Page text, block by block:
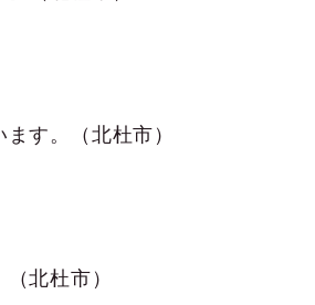
す。（北杜市）
北杜市）